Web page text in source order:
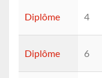
Diplôme 4
Diplôme 6